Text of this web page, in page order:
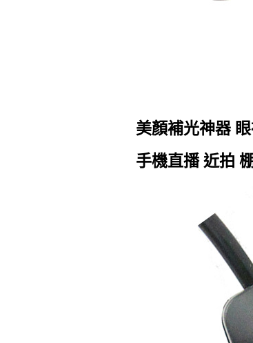
美顏補光神器
手機直播 近拍